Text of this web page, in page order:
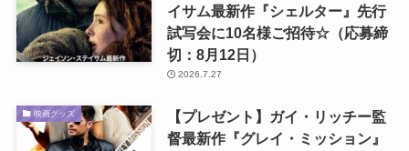
イサム最新作『シェルター』先行
試写会に10名様ご招待☆（応募締
切：8月12日）
2026.7.27
映画グッズ
【プレゼント】ガイ・リッチー監
督最新作『グレイ・ミッション』